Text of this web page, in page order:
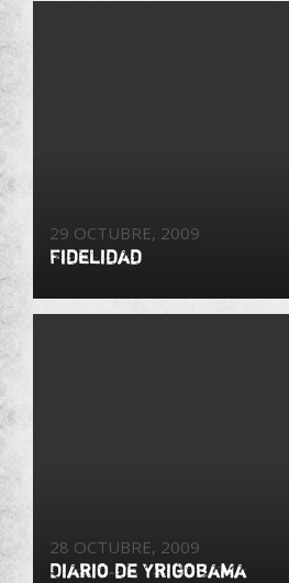
29 OCTUBRE, 2009
Fidelidad
28 OCTUBRE, 2009
Diario de Yrigobama